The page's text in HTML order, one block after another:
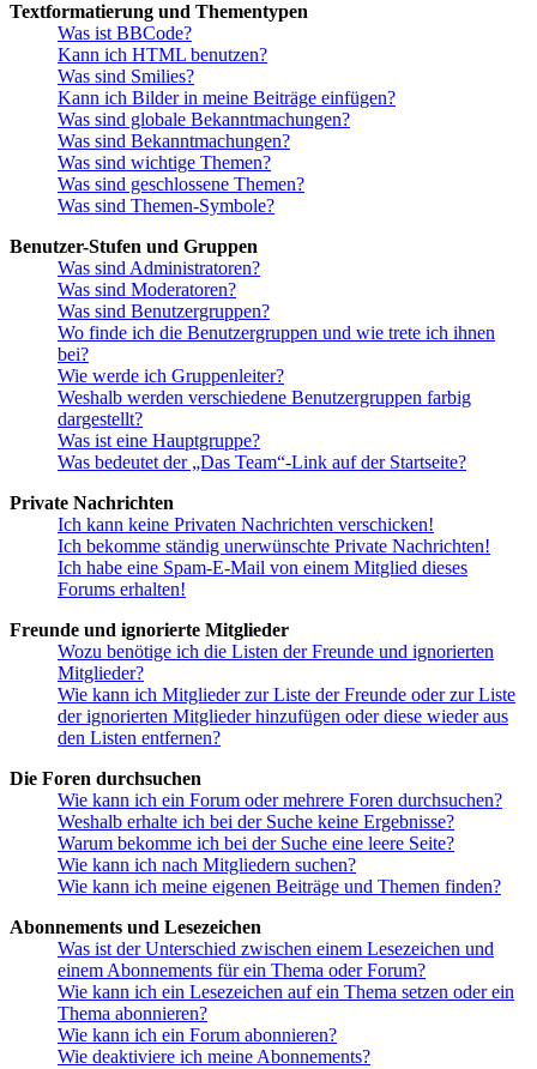
Textformatierung und Thementypen
Was ist BBCode?
Kann ich HTML benutzen?
Was sind Smilies?
Kann ich Bilder in meine Beiträge einfügen?
Was sind globale Bekanntmachungen?
Was sind Bekanntmachungen?
Was sind wichtige Themen?
Was sind geschlossene Themen?
Was sind Themen-Symbole?
Benutzer-Stufen und Gruppen
Was sind Administratoren?
Was sind Moderatoren?
Was sind Benutzergruppen?
Wo finde ich die Benutzergruppen und wie trete ich ihnen
bei?
Wie werde ich Gruppenleiter?
Weshalb werden verschiedene Benutzergruppen farbig
dargestellt?
Was ist eine Hauptgruppe?
Was bedeutet der „Das Team“-Link auf der Startseite?
Private Nachrichten
Ich kann keine Privaten Nachrichten verschicken!
Ich bekomme ständig unerwünschte Private Nachrichten!
Ich habe eine Spam-E-Mail von einem Mitglied dieses
Forums erhalten!
Freunde und ignorierte Mitglieder
Wozu benötige ich die Listen der Freunde und ignorierten
Mitglieder?
Wie kann ich Mitglieder zur Liste der Freunde oder zur Liste
der ignorierten Mitglieder hinzufügen oder diese wieder aus
den Listen entfernen?
Die Foren durchsuchen
Wie kann ich ein Forum oder mehrere Foren durchsuchen?
Weshalb erhalte ich bei der Suche keine Ergebnisse?
Warum bekomme ich bei der Suche eine leere Seite?
Wie kann ich nach Mitgliedern suchen?
Wie kann ich meine eigenen Beiträge und Themen finden?
Abonnements und Lesezeichen
Was ist der Unterschied zwischen einem Lesezeichen und
einem Abonnements für ein Thema oder Forum?
Wie kann ich ein Lesezeichen auf ein Thema setzen oder ein
Thema abonnieren?
Wie kann ich ein Forum abonnieren?
Wie deaktiviere ich meine Abonnements?